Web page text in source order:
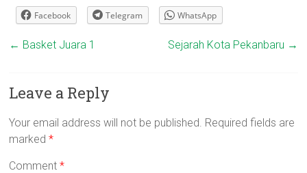
Facebook Telegram WhatsApp
← Basket Juara 1 Sejarah Kota Pekanbaru →
Leave a Reply
Your email address will not be published. Required fields are
marked*
Comment*